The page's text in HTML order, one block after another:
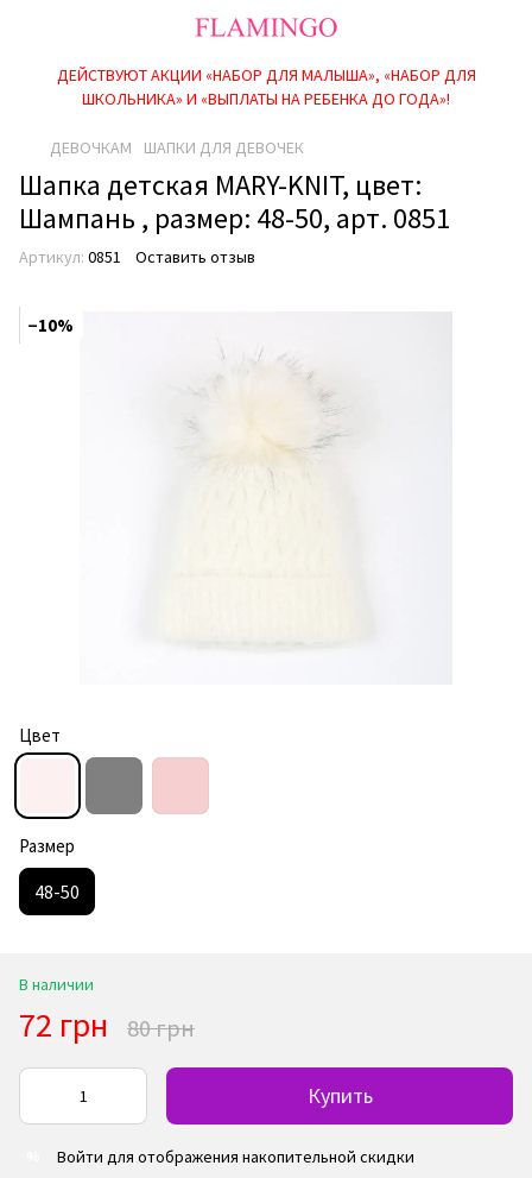
ДЕЙСТВУЮТ АКЦИИ «НАБОР ДЛЯ МАЛЫША», «НАБОР ДЛЯ
ШКОЛЬНИКА» И «ВЫПЛАТЫ НА РЕБEНКА ДО ГОДА»!
ДЕВОЧКАМ ШАПКИ ДЛЯ ДЕВОЧЕК
Шапка детская MARY-KNIT, цвет:
Шампань , размер: 48-50, арт. 0851
Артикул: 0851 Оставить отзыв
−10%
Цвет
Размер
48-50
В наличии
72 грн 80 грн
Купить
Войти для отображения накопительной скидки